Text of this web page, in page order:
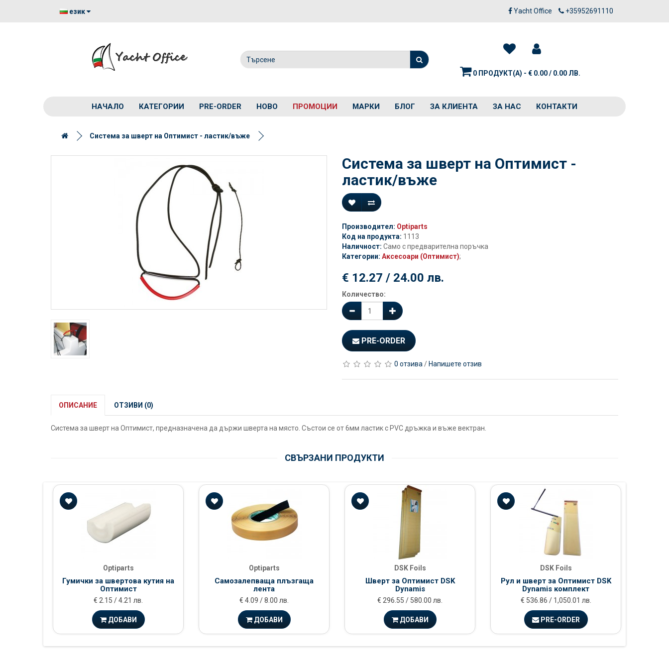
език Yacht Office +35952691110
0 ПРОДУКТ(А) - € 0.00 / 0.00 ЛВ.
НАЧАЛО КАТЕГОРИИ PRE-ORDER НОВО ПРОМОЦИИ МАРКИ БЛОГ ЗА КЛИЕНТА ЗА НАС КОНТАКТИ
Система за шверт на Оптимист - ластик/въже
Система за шверт на Оптимист -
ластик/въже
Производител: Optiparts
Код на продукта: 1113
Наличност: Само с предварителна поръчка
Категории: Аксесоари (Оптимист);
€ 12.27 / 24.00 лв.
Количество:
PRE-ORDER
0 отзива / Напишете отзив
ОПИСАНИЕ ОТЗИВИ (0)
Система за шверт на Оптимист, предназначена да държи шверта на място. Състои се от 6мм ластик с PVC дръжка и въже вектран.
СВЪРЗАНИ ПРОДУКТИ
Optiparts
Гумички за швертова кутия на
Оптимист
€ 2.15 / 4.21 лв.
ДОБАВИ
Optiparts
Самозалепваща плъзгаща
лента
€ 4.09 / 8.00 лв.
ДОБАВИ
DSK Foils
Шверт за Оптимист DSK
Dynamis
€ 296.55 / 580.00 лв.
ДОБАВИ
DSK Foils
Рул и шверт за Оптимист DSK
Dynamis комплект
€ 536.86 / 1,050.01 лв.
PRE-ORDER